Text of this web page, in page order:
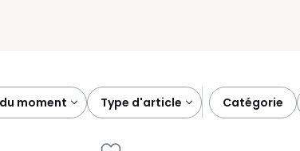
du moment type d'article catégorie